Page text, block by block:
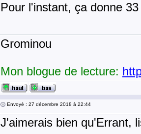
Pour l'instant, ça donne
Grominou
Mon blogue de lecture:
Envoyé : 27 décembre 2018 à 22:44
J'aimerais bien qu'Errant,